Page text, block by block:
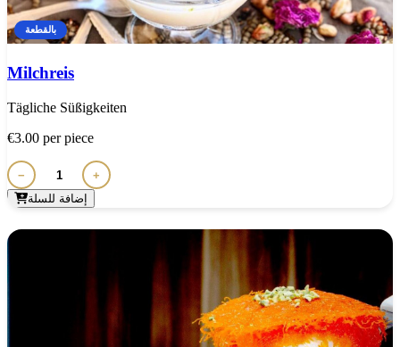
بالقطعة
Milchreis
Tägliche Süßigkeiten
€3.00 per piece
−
+
إضافة للسلة